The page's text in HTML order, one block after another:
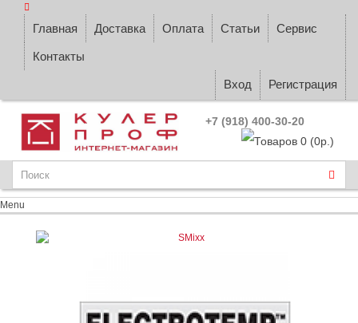
Главная Доставка Оплата Статьи Сервис
Контакты
Вход Регистрация
+7 (918) 400-30-20
Товаров 0 (0р.)
Menu